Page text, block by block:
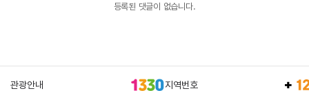
등록된 댓글이 없습니다.
관광안내 지역번호